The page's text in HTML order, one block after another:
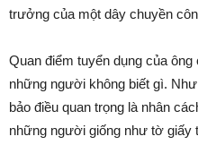
trưởng của một dây chuyền
Quan điểm tuyển dụng của
những người không biết gì.
bảo điều quan trọng là nhân
những người giống như tờ giấy